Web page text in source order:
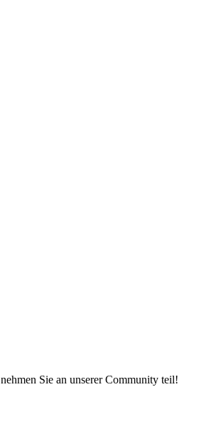
Sie an unserer Community teil!